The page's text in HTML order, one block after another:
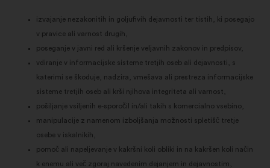
izvajanje nezakonitih in goljufivih dejavnosti ter tistih, ki posegajo
v pravice ali varnost drugih,
poseganje v javni red ali kršenje veljavnih zakonov in predpisov,
vdiranje v informacijske sisteme tretjih oseb ali dejavnosti, s
katerimi se škoduje, nadzira, vmešava ali prestreza informacijske
sisteme tretjih oseb ali krši njihova integriteta ali varnost,
pošiljanje vsiljenih e-sporočil in/ali takih s komercialno vsebino,
manipulacije z namenom izboljšanja možnosti spletišč tretje
osebe v iskalnikih,
pomoč ali napeljevanje v kakršni koli obliki in na kakršen koli način
k enemu ali več zgoraj navedenim dejanjem in dejavnostim,